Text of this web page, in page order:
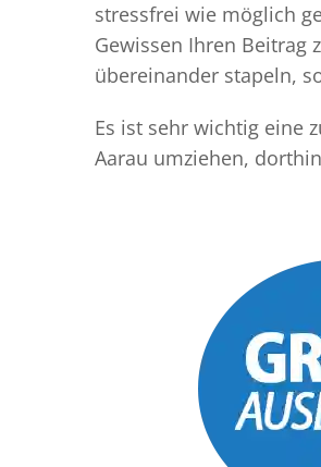
stressfrei wie möglich
Gewissen Ihren Beitrag
übereinander stapeln,
Es ist sehr wichtig eine
Aarau umziehen,